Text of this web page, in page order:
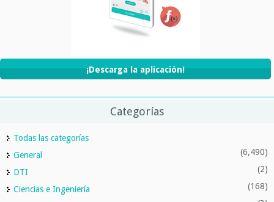
¡Descarga la aplicación!
Categorías
Todas las categorías
General
(6,490)
DTI (2)
Ciencias e Ingeniería (168)